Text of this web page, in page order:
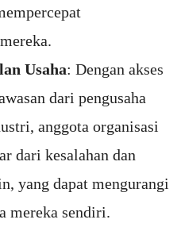
Usaha: Dengan akses
dari pengusaha
anggota organisasi
dari kesalahan dan
yang dapat mengurangi
mereka sendiri.